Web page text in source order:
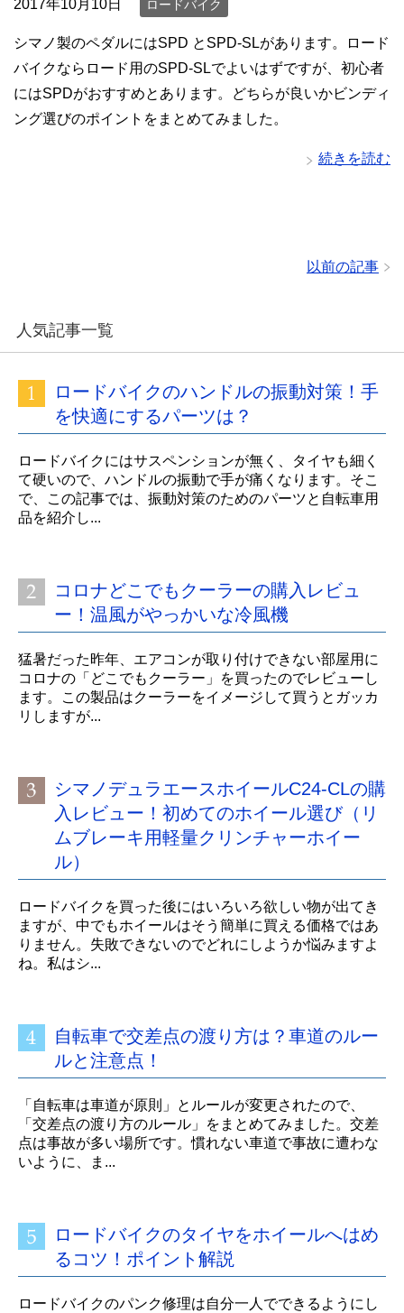
2017年10月10日 ロードバイク
シマノ製のペダルにはSPD とSPD-SLがあります。ロード
バイクならロード用のSPD-SLでよいはずですが、初心者
にはSPDがおすすめとあります。どちらが良いかビンディ
ング選びのポイントをまとめてみました。
続きを読む
以前の記事
人気記事一覧
ロードバイクのハンドルの振動対策！手
を快適にするパーツは？
ロードバイクにはサスペンションが無く、タイヤも細く
て硬いので、ハンドルの振動で手が痛くなります。そこ
で、この記事では、振動対策のためのパーツと自転車用
品を紹介し...
コロナどこでもクーラーの購入レビュ
ー！温風がやっかいな冷風機
猛暑だった昨年、エアコンが取り付けできない部屋用に
コロナの「どこでもクーラー」を買ったのでレビューし
ます。この製品はクーラーをイメージして買うとガッカ
リしますが...
シマノデュラエースホイールC24-CLの購
入レビュー！初めてのホイール選び（リ
ムブレーキ用軽量クリンチャーホイー
ル）
ロードバイクを買った後にはいろいろ欲しい物が出てき
ますが、中でもホイールはそう簡単に買える価格ではあ
りません。失敗できないのでどれにしようか悩みますよ
ね。私はシ...
自転車で交差点の渡り方は？車道のルー
ルと注意点！
「自転車は車道が原則」とルールが変更されたので、
「交差点の渡り方のルール」をまとめてみました。交差
点は事故が多い場所です。慣れない車道で事故に遭わな
いように、ま...
ロードバイクのタイヤをホイールへはめ
るコツ！ポイント解説
ロードバイクのパンク修理は自分一人でできるようにし